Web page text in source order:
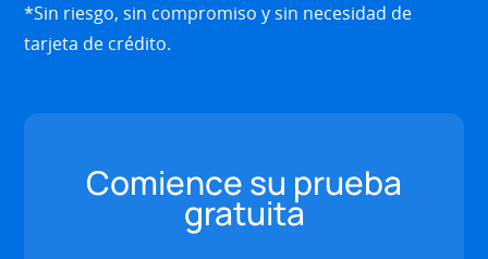
*Sin riesgo, sin compromiso y sin necesidad de
tarjeta de crédito.
Comience su prueba
gratuita